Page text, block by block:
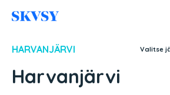
sisältöön
HARVANJÄRVI Valitse
Harvanjärvi